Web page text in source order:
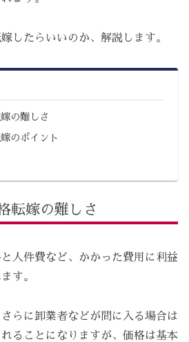
したらいいのか、解説します。
の難しさ
のポイント
転嫁の難しさ
人件費など、かかった費用に利益
す。
らに卸業者などが間に入る場合は
ることになりますが、価格は基本